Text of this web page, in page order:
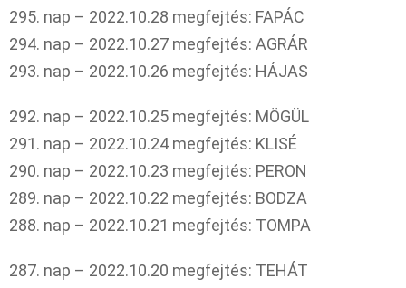
295. nap – 2022.10.28 megfejtés: FAPÁC
294. nap – 2022.10.27 megfejtés: AGRÁR
293. nap – 2022.10.26 megfejtés: HÁJAS
292. nap – 2022.10.25 megfejtés: MÖGÜL
291. nap – 2022.10.24 megfejtés: KLISÉ
290. nap – 2022.10.23 megfejtés: PERON
289. nap – 2022.10.22 megfejtés: BODZA
288. nap – 2022.10.21 megfejtés: TOMPA
287. nap – 2022.10.20 megfejtés: TEHÁT